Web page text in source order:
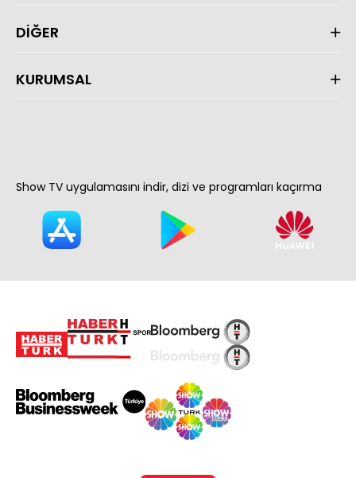
DİĞER
KURUMSAL
Show TV uygulamasını indir, dizi ve programları kaçırma